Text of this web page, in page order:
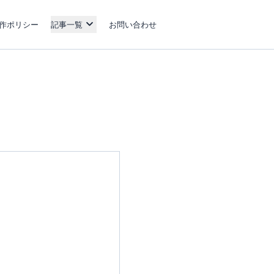
ポリシー 記事一覧 お問い合わせ